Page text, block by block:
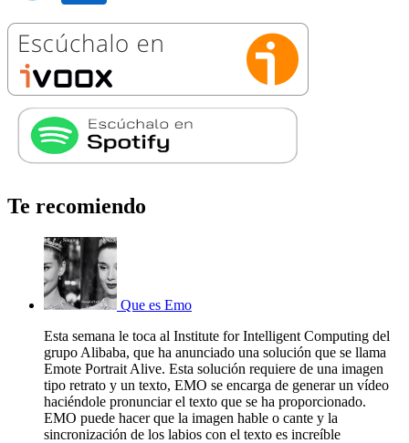
Te recomiendo
Que es Emo
Esta semana le toca al Institute for Intelligent Computing del
grupo Alibaba, que ha anunciado una solución que se llama
Emote Portrait Alive. Esta solución requiere de una imagen
tipo retrato y un texto, EMO se encarga de generar un vídeo
haciéndole pronunciar el texto que se ha proporcionado.
EMO puede hacer que la imagen hable o cante y la
sincronización de los labios con el texto es increíble